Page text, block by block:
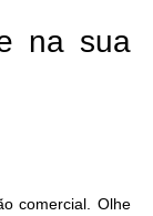
na sua
comercial. Olhe